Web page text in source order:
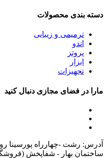
دسته بندی محصولات
ترمیمی و زیبایی
اندو
پروتز
ابزار
تجهیزات
مارا در فضای مجازی دنبال کنید
آدرس: رشت -چهارراه پورسینا
ساختمان بهار - شفاپخش